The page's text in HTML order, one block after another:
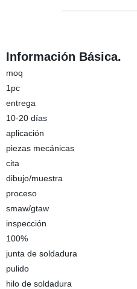
Información Básica.
moq
1pc
entrega
10-20 días
aplicación
piezas mecánicas
cita
dibujo/muestra
proceso
smaw/gtaw
inspección
100%
junta de soldadura
pulido
hilo de soldadura